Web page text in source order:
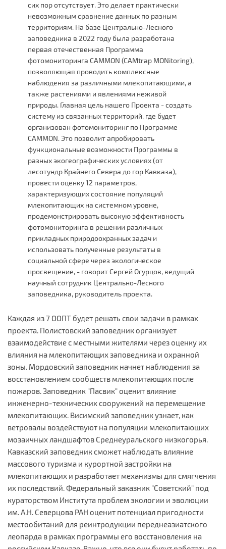
сих пор отсутствует. Это делает практически
невозможным сравнение данных по разным
территориям. На базе Центрально-Лесного
заповедника в 2022 году была разработана
первая отечественная Программа
фотомониторинга CAMMON (CAMtrap MONitoring),
позволяющая проводить комплексные
наблюдения за различными млекопитающими, а
также растениями и явлениями неживой
природы. Главная цель нашего Проекта - создать
систему из связанных территорий, где будет
организован фотомониторинг по Программе
CAMMON. Это позволит апробировать
функциональные возможности Программы в
разных экогеографических условиях (от
лесотундр Крайнего Севера до гор Кавказа),
провести оценку 12 параметров,
характеризующих состояние популяций
млекопитающих на системном уровне,
продемонстрировать высокую эффективность
фотомониторинга в решении различных
прикладных природоохранных задач и
использовать полученные результаты в
социальной сфере через экологическое
просвещение, - говорит Сергей Огурцов, ведущий
научный сотрудник Центрально-Лесного
заповедника, руководитель проекта.
Каждая из 7 ООПТ будет решать свои задачи в рамках
проекта. Полистовский заповедник организует
взаимодействие с местными жителями через оценку их
влияния на млекопитающих заповедника и охранной
зоны. Мордовский заповедник начнет наблюдения за
восстановлением сообществ млекопитающих после
пожаров. Заповедник "Пасвик" оценит влияние
инженерно-технических сооружений на перемещение
млекопитающих. Висимский заповедник узнает, как
ветровалы воздействуют на популяции млекопитающих
мозаичных ландшафтов Среднеуральского низкогорья.
Кавказский заповедник сможет наблюдать влияние
массового туризма и курортной застройки на
млекопитающих и разработает механизмы для смягчения
их последствий. Федеральный заказник "Советский" под
кураторством Института проблем экологии и эволюции
им. А.Н. Северцова РАН оценит потенциал пригодности
местообитаний для реинтродукции переднеазиатского
леопарда в рамках программы его восстановления на